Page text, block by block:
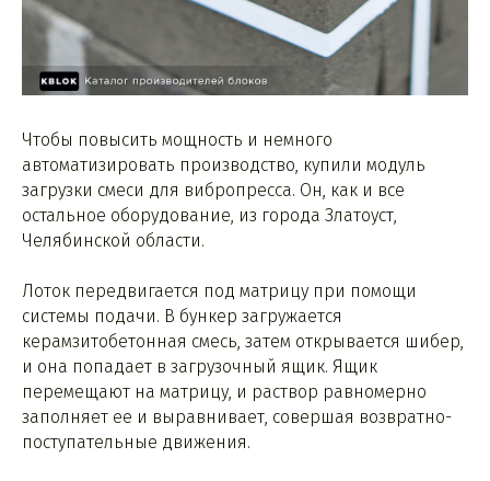
Чтобы повысить мощность и немного
автоматизировать производство, купили модуль
загрузки смеси для вибропресса. Он, как и все
остальное оборудование, из города Златоуст,
Челябинской области.
Лоток передвигается под матрицу при помощи
системы подачи. В бункер загружается
керамзитобетонная смесь, затем открывается шибер,
и она попадает в загрузочный ящик. Ящик
перемещают на матрицу, и раствор равномерно
заполняет ее и выравнивает, совершая возвратно-
поступательные движения.